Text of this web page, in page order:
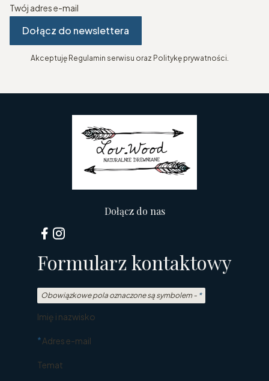
Twój adres e-mail
Dołącz do newslettera
Akceptuję Regulamin serwisu oraz Politykę prywatności.
Dołącz do nas
Formularz kontaktowy
Obowiązkowe pola oznaczone są symbolem - *
Imię i nazwisko
*Adres e-mail
Temat